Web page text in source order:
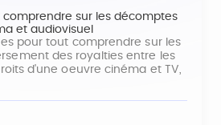
comprendre sur les décomptes
et audiovisuel
pour tout comprendre sur les
des royalties entre les
d'une oeuvre cinéma et TV,